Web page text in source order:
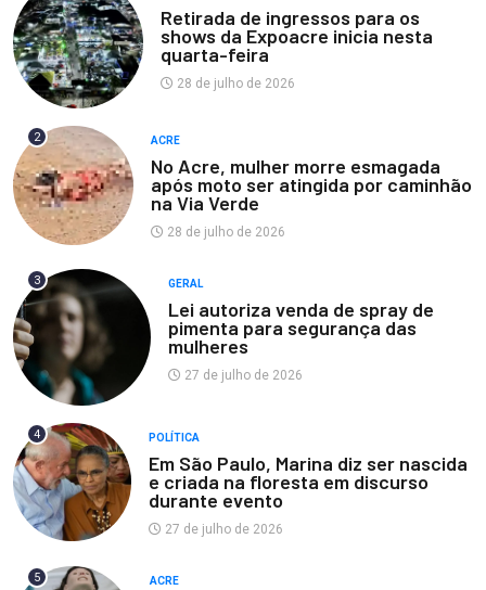
Retirada de ingressos para os
shows da Expoacre inicia nesta
quarta-feira
28 de julho de 2026
2 ACRE
No Acre, mulher morre esmagada
após moto ser atingida por caminhão
na Via Verde
28 de julho de 2026
3 GERAL
Lei autoriza venda de spray de
pimenta para segurança das
mulheres
27 de julho de 2026
4 POLÍTICA
Em São Paulo, Marina diz ser nascida
e criada na floresta em discurso
durante evento
27 de julho de 2026
5 ACRE